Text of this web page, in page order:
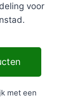
voor
met een